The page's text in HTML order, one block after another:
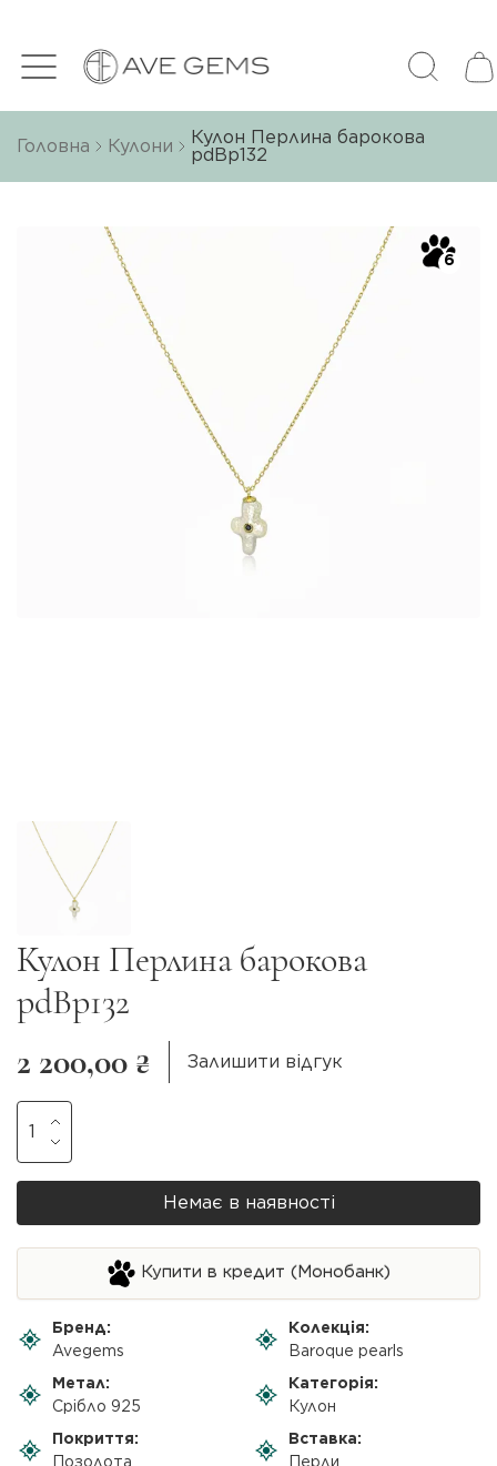
Головна Кулони
Кулон Перлина барокова
pdBp132
6
Кулон Перлина барокова
pdBp132
2 200,00 ₴
Залишити відгук
Немає в наявності
Купити в кредит (Монобанк)
Бренд:
Avegems
Колекція:
Baroque pearls
Метал:
Срібло 925
Категорія:
Кулон
Покриття:
Позолота
Вставка:
Перли